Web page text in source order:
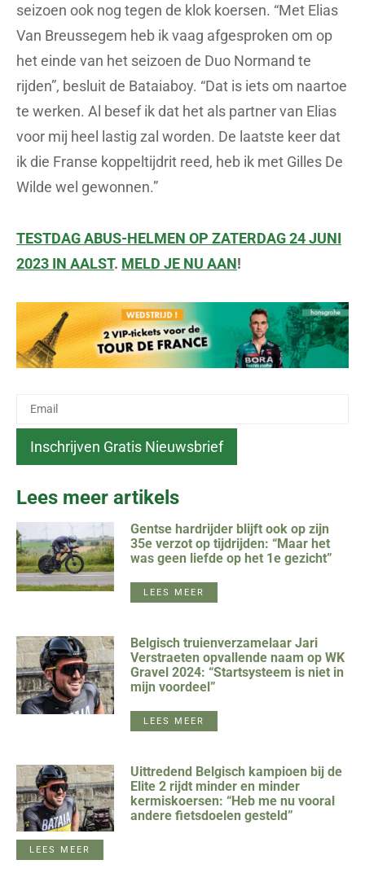
seizoen ook nog tegen de klok koersen. “Met Elias
Van Breussegem heb ik vaag afgesproken om op
het einde van het seizoen de Duo Normand te
rijden”, besluit de Bataiaboy. “Dat is iets om naartoe
te werken. Al besef ik dat het als partner van Elias
voor mij heel lastig zal worden. De laatste keer dat
ik die Franse koppeltijdrit reed, heb ik met Gilles De
Wilde wel gewonnen.”
TESTDAG ABUS-HELMEN OP ZATERDAG 24 JUNI
2023 IN AALST. MELD JE NU AAN!
Lees meer artikels
Gentse hardrijder blijft ook op zijn
35e verzot op tijdrijden: “Maar het
was geen liefde op het 1e gezicht”
LEES MEER
Belgisch truienverzamelaar Jari
Verstraeten opvallende naam op WK
Gravel 2024: “Startsysteem is niet in
mijn voordeel”
LEES MEER
Uittredend Belgisch kampioen bij de
Elite 2 rijdt minder en minder
kermiskoersen: “Heb me nu vooral
andere fietsdoelen gesteld”
LEES MEER